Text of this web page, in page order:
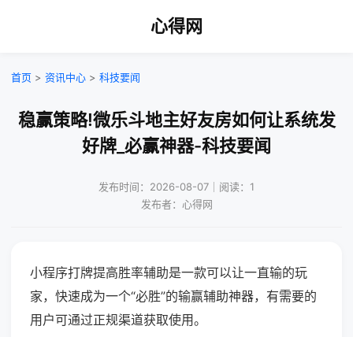
心得网
首页 > 资讯中心 > 科技要闻
稳赢策略!微乐斗地主好友房如何让系统发
好牌_必赢神器-科技要闻
发布时间：2026-08-07｜阅读：1
发布者：心得网
小程序打牌提高胜率辅助是一款可以让一直输的玩
家，快速成为一个“必胜”的输赢辅助神器，有需要的
用户可通过正规渠道获取使用。